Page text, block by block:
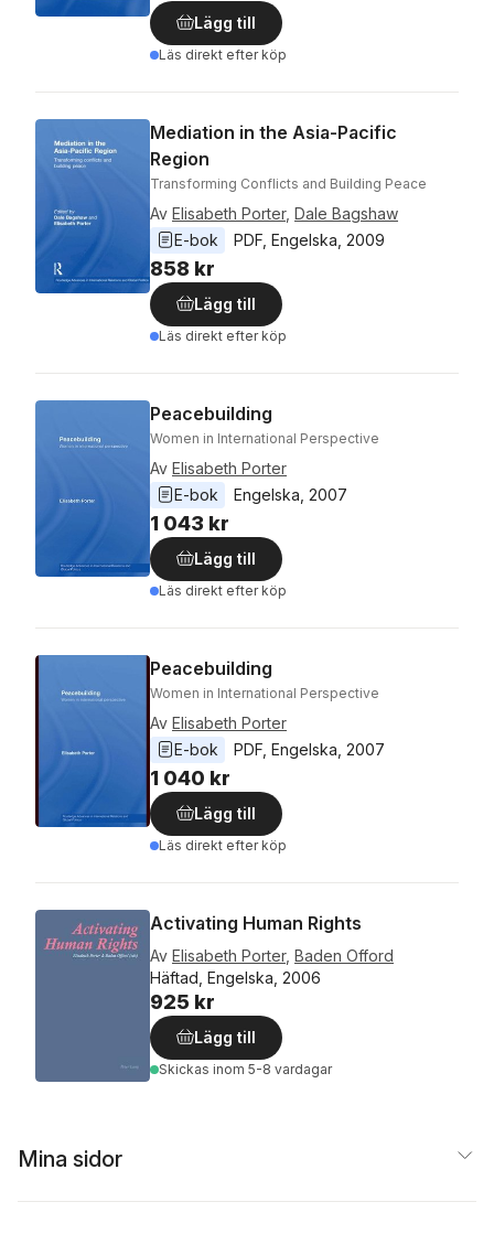
Lägg till
Läs direkt efter köp
Mediation in the Asia-Pacific
Region
Transforming Conflicts and Building Peace
Av Elisabeth Porter, Dale Bagshaw
E-bok
PDF Engelska 2009
858 kr
Lägg till
Läs direkt efter köp
Peacebuilding
Women in International Perspective
Av Elisabeth Porter
E-bok
Engelska 2007
1 043 kr
Lägg till
Läs direkt efter köp
Peacebuilding
Women in International Perspective
Av Elisabeth Porter
E-bok
PDF Engelska 2007
1 040 kr
Lägg till
Läs direkt efter köp
Activating Human Rights
Av Elisabeth Porter, Baden Offord
Häftad, Engelska, 2006
925 kr
Lägg till
Skickas inom 5-8 vardagar
Mina sidor